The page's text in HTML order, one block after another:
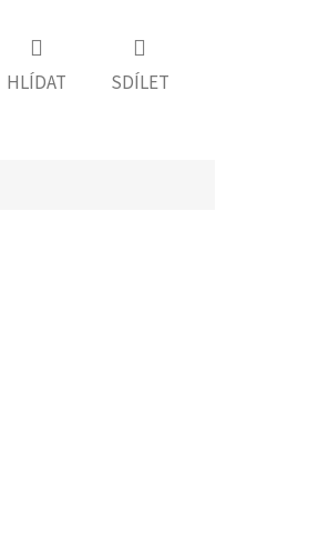
HLÍDAT SDÍLET